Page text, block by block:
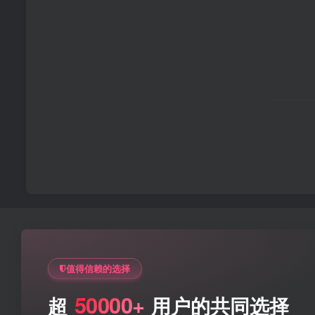
值得信赖的选择
超 50000+ 用户的共同选择